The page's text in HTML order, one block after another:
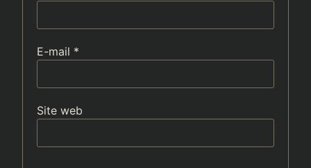
E-mail *
Site web